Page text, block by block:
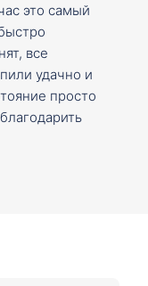
это самый
все
удачно и
просто